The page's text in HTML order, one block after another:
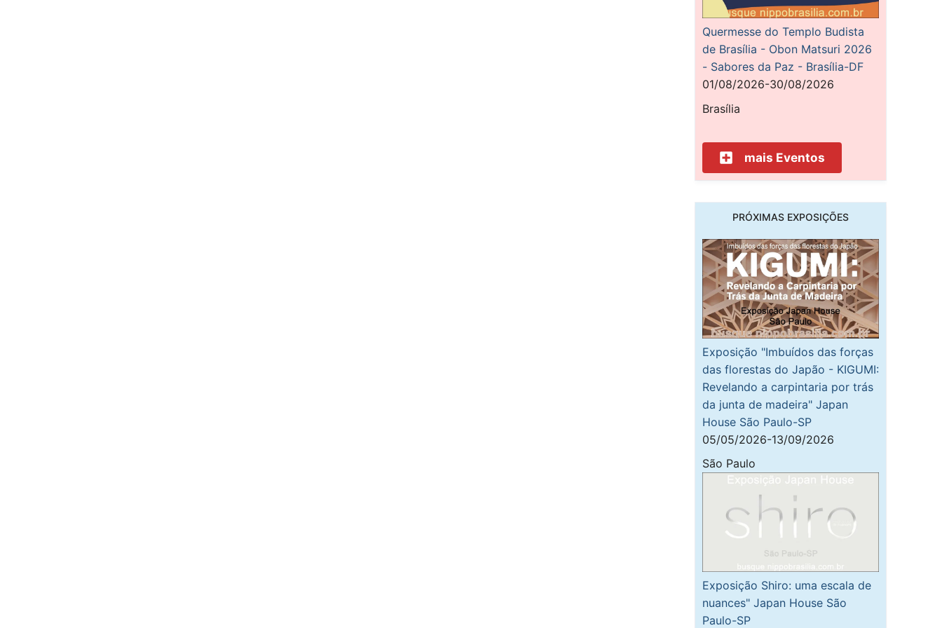
Quermesse do Templo Budista
de Brasília - Obon Matsuri 2026
- Sabores da Paz - Brasília-DF
01/08/2026-30/08/2026
Brasília
mais Eventos
PRÓXIMAS EXPOSIÇÕES
Exposição "Imbuídos das forças
das florestas do Japão - KIGUMI:
Revelando a carpintaria por trás
da junta de madeira" Japan
House São Paulo-SP
05/05/2026-13/09/2026
São Paulo
Exposição Shiro: uma escala de
nuances" Japan House São
Paulo-SP